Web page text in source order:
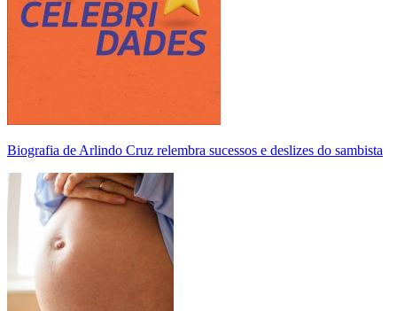
Biografia de Arlindo Cruz relembra sucessos e deslizes do sambista